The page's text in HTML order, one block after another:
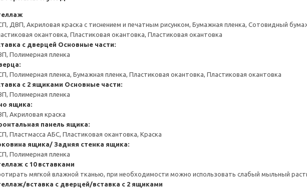
ДВП, Акриловая краска с тиснением и печатным рисунком, Бумажная пленка, Сотовидный
окантовка, Пластиковая окантовка, Пластиковая окантовка
с дверцей Основные части:
Полимерная пленка
Полимерная пленка, Бумажная пленка, Пластиковая окантовка, Пластиковая окантовка
с 2 ящиками Основные части:
Полимерная пленка
ящика:
Акриловая краска
панель ящика:
Пластмасса АБС, Пластиковая окантовка, Краска
ящика/ Задняя стенка ящика:
Полимерная пленка
с 10 вставками
мягкой влажной тканью, при необходимости можно использовать слабый мыльный
вставка с дверцей/вставка с 2 ящиками